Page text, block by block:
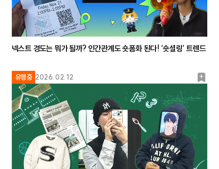
유행중 2026.02.12
북
마
넥스트 경도는 뭐가 될까? 인간관계도 숏폼화 된다! ‘숏셜링’ 트렌드